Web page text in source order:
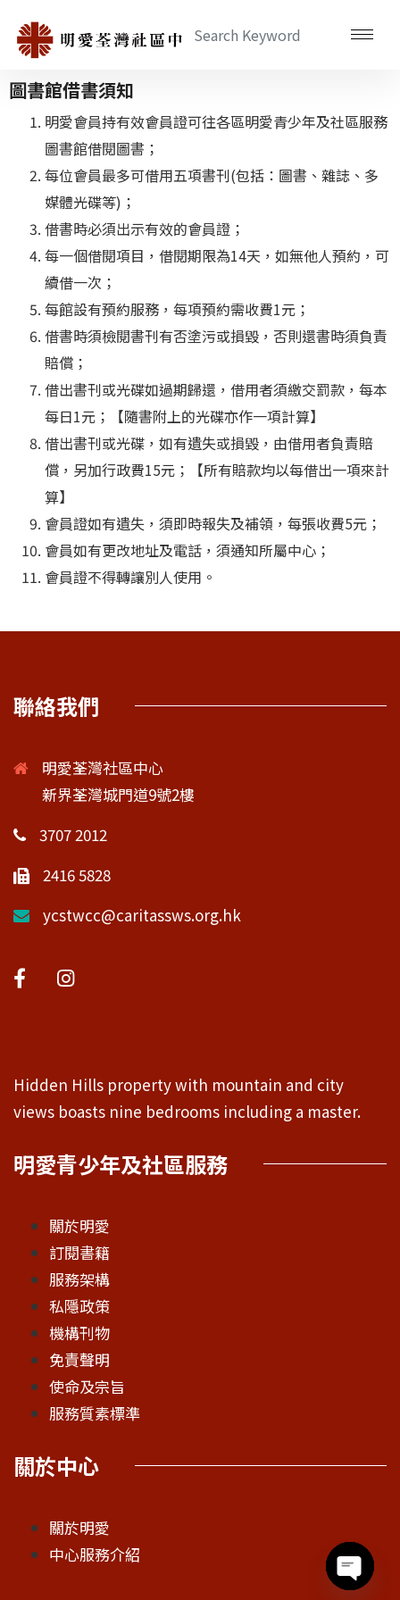
圖書館借書須知
明愛會員持有效會員證可往各區明愛青少年及社區服務
圖書館借閱圖書；
每位會員最多可借用五項書刊(包括：圖書、雜誌、多
媒體光碟等)；
借書時必須出示有效的會員證；
每一個借閱項目，借閱期限為14天，如無他人預約，可
續借一次；
每館設有預約服務，每項預約需收費1元；
借書時須檢閱書刊有否塗污或損毀，否則還書時須負責
賠償；
借出書刊或光碟如過期歸還，借用者須繳交罰款，每本
每日1元；【隨書附上的光碟亦作一項計算】
借出書刊或光碟，如有遺失或損毀，由借用者負責賠
償，另加行政費15元；【所有賠款均以每借出一項來計
算】
會員證如有遺失，須即時報失及補領，每張收費5元；
會員如有更改地址及電話，須通知所屬中心；
會員證不得轉讓別人使用。
聯絡我們
明愛荃灣社區中心
新界荃灣城門道9號2樓
3707 2012
2416 5828
ycstwcc@caritassws.org.hk
Hidden Hills property with mountain and city
views boasts nine bedrooms including a master.
明愛青少年及社區服務
關於明愛
訂閱書籍
服務架構
私隱政策
機構刊物
免責聲明
使命及宗旨
服務質素標準
關於中心
關於明愛
中心服務介紹